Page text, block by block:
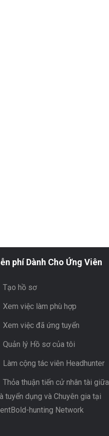
phí Dành Cho Ứng Viên
Tạo hồ sơ
Xem việc làm phù hợp
Xem việc đã ứng tuyển
Quản lý Hồ sơ của tôi
Làm cộng tác viên Headhunter
Thỏa thuận tiến cử nhân tài giữa
tuyển dụng và Chuyên gia tại
hunting Network